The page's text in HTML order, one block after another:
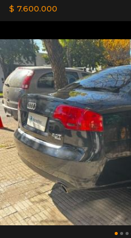
$ 7.600.000